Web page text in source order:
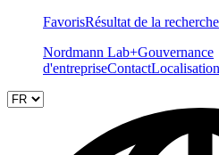
FavorisRésultat de la recherche
Nordmann Lab+Gouvernance
d'entrepriseContact